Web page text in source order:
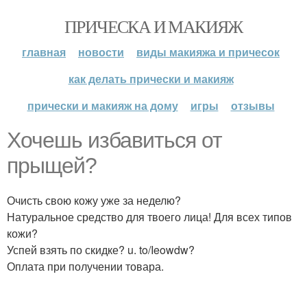
ПРИЧЕСКА И МАКИЯЖ
главная новости
виды макияжа и причесок
как делать прически и макияж
прически и макияж на дому
игры отзывы
Хочешь избавиться от
прыщей?
Очисть свою кожу уже за неделю?
Натуральное средство для твоего лица! Для всех типов
кожи?
Успей взять по скидке? u. to/Ieowdw?
Оплата при получении товара.